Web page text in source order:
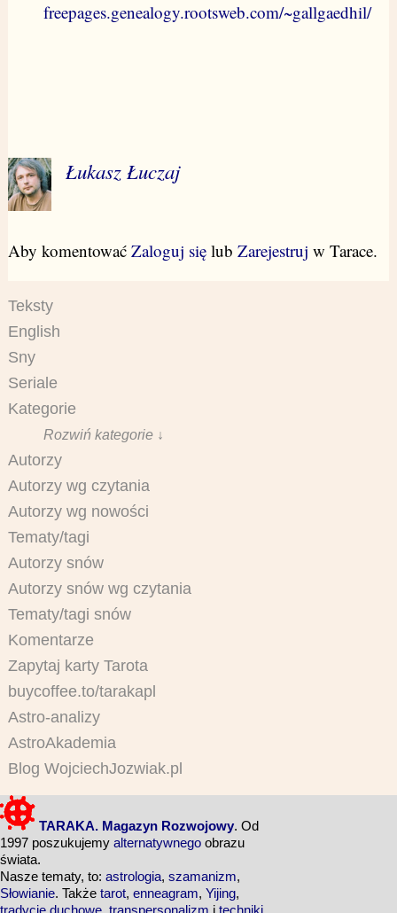
freepages.genealogy.rootsweb.com/~gallgaedhil/
Łukasz Łuczaj
Aby komentować Zaloguj sięlub Zarejestruj w Tarace.
Teksty
English
Sny
Seriale
Kategorie
Rozwiń kategorie ↓
Autorzy
Autorzy wg czytania
Autorzy wg nowości
Tematy/tagi
Autorzy snów
Autorzy snów wg czytania
Tematy/tagi snów
Komentarze
Zapytaj karty Tarota
buycoffee.to/tarakapl
Astro-analizy
AstroAkademia
Blog WojciechJozwiak.pl
TARAKA. Magazyn Rozwojowy. Od
1997 poszukujemy alternatywnego obrazu
świata.
Nasze tematy, to: astrologia, szamanizm,
Słowianie. Także tarot, enneagram, Yijing,
tradycje duchowe transpersonalizm i techniki